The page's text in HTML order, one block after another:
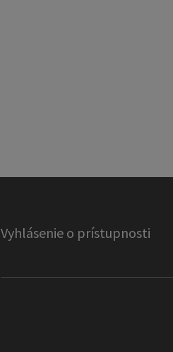
Vyhlásenie o prístupnosti